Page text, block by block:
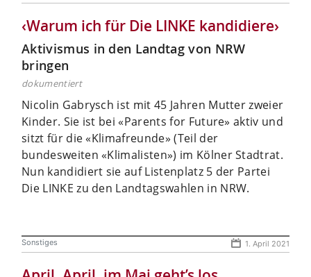
‹Warum ich für Die LINKE kandidiere›
Aktivismus in den Landtag von NRW
bringen
dokumentiert
Nicolin Gabrysch ist mit 45 Jahren Mutter zweier
Kinder. Sie ist bei «Parents for Future» aktiv und
sitzt für die «Klimafreunde» (Teil der
bundesweiten «Klimalisten») im Kölner Stadtrat.
Nun kandidiert sie auf Listenplatz 5 der Partei
Die LINKE zu den Landtagswahlen in NRW.
Sonstiges 1. April 2021